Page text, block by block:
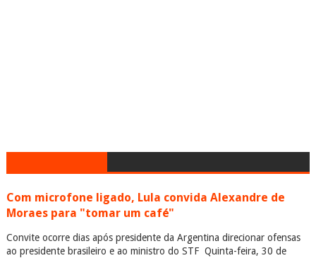
Com microfone ligado, Lula convida Alexandre de
Moraes para "tomar um café"
Convite ocorre dias após presidente da Argentina direcionar ofensas
ao presidente brasileiro e ao ministro do STF Quinta-feira, 30 de